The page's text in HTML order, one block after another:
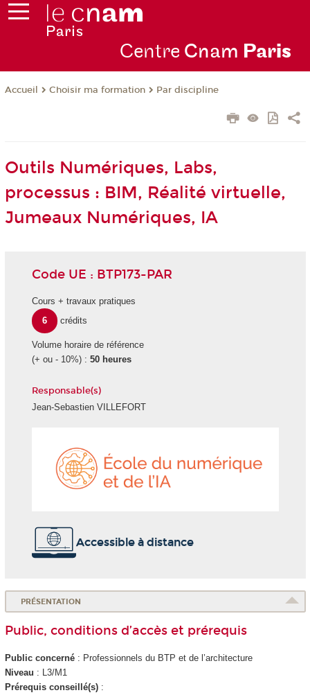
Centre Cnam Paris
Accueil Choisir ma formation Par discipline
Outils Numériques, Labs,
processus : BIM, Réalité virtuelle,
Jumeaux Numériques, IA
Code UE : BTP173-PAR
Cours + travaux pratiques
6
crédits
Volume horaire de référence
(+ ou - 10%) : 50 heures
Responsable(s)
Jean-Sebastien VILLEFORT
Accessible à distance
PRÉSENTATION
Public, conditions d’accès et prérequis
Public concerné: Professionnels du BTP et de l’architecture
Niveau : L3/M1
Prérequis conseillé(s):